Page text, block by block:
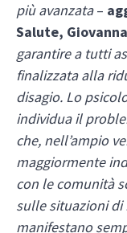
più avanzata–
Salute,
garantire a tutti
finalizzata alla
disagio. Lo
individua il
che, nell’ampio
maggiormente
con le comunità
sulle situazioni di
manifestano